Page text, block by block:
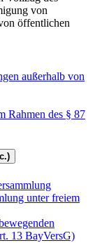
von
öffentlichen
außerhalb von
Rahmen des § 87
unter freiem
13 BayVersG)